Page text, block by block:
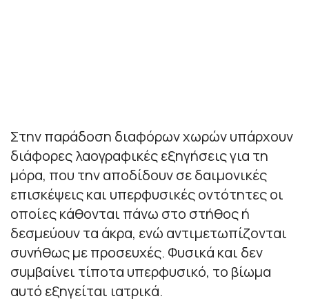
Στην παράδοση διαφόρων χωρών υπάρχουν
διάφορες λαογραφικές εξηγήσεις για τη
μόρα, που την αποδίδουν σε δαιμονικές
επισκέψεις και υπερφυσικές οντότητες οι
οποίες κάθονται πάνω στο στήθος ή
δεσμεύουν τα άκρα, ενώ αντιμετωπίζονται
συνήθως με προσευχές. Φυσικά και δεν
συμβαίνει τίποτα υπερφυσικό, το βίωμα
αυτό εξηγείται ιατρικά.